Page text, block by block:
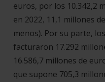
euros, por los 10.342,2
en 2022, 11,1 millones
menos). Por su parte,
facturaron 17.292
16.586,7 millones de
que supone 705,3